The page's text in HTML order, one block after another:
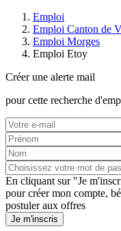
Emploi
Emploi Canton de
Emploi Morges
Emploi Etoy
Créer une alerte mail
pour cette recherche
En cliquant sur "Je
pour créer mon compte,
postuler aux offres
Je m'inscris